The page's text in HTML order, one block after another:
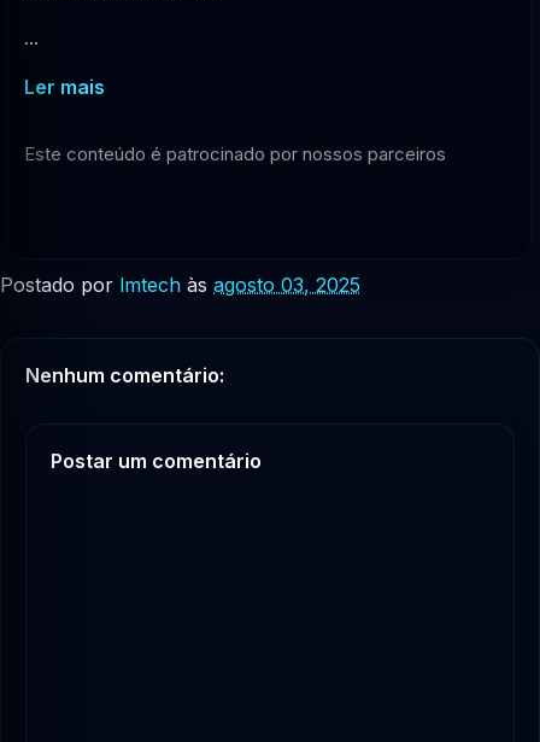
...
Ler mais
Este conteúdo é patrocinado por nossos parceiros
Postado por lmtech às agosto 03, 2025
Nenhum comentário:
Postar um comentário